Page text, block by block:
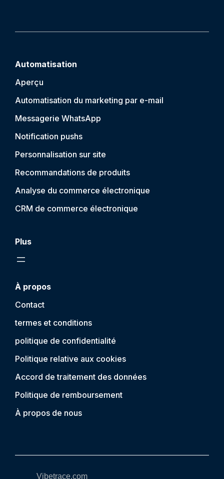
Automatisation
Aperçu
Automatisation du marketing par e-mail
Messagerie WhatsApp
Notification pushs
Personnalisation sur site
Recommandations de produits
Analyse du commerce électronique
CRM de commerce électronique
Plus
À propos
Contact
termes et conditions
politique de confidentialité
Politique relative aux cookies
Accord de traitement des données
Politique de remboursement
À propos de nous
Vibetrace.com